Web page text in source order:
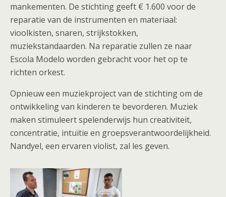
mankementen. De stichting geeft € 1.600 voor de
reparatie van de instrumenten en materiaal:
vioolkisten, snaren, strijkstokken,
muziekstandaarden. Na reparatie zullen ze naar
Escola Modelo worden gebracht voor het op te
richten orkest.
Opnieuw een muziekproject van de stichting om de
ontwikkeling van kinderen te bevorderen. Muziek
maken stimuleert spelenderwijs hun creativiteit,
concentratie, intuïtie en groepsverantwoordelijkheid.
Nandyel, een ervaren violist, zal les geven.